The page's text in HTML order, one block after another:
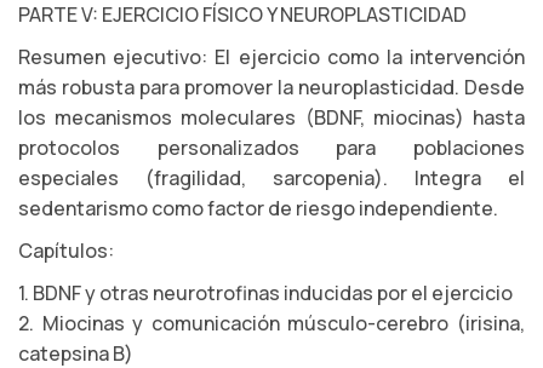
PARTE V: EJERCICIO FÍSICO Y NEUROPLASTICIDAD
Resumen ejecutivo: El ejercicio como la intervención
más robusta para promover la neuroplasticidad. Desde
los mecanismos moleculares (BDNF, miocinas) hasta
protocolos personalizados para poblaciones
especiales (fragilidad, sarcopenia). Integra el
sedentarismo como factor de riesgo independiente.
Capítulos:
1. BDNF y otras neurotrofinas inducidas por el ejercicio
2. Miocinas y comunicación músculo-cerebro (irisina,
catepsina B)